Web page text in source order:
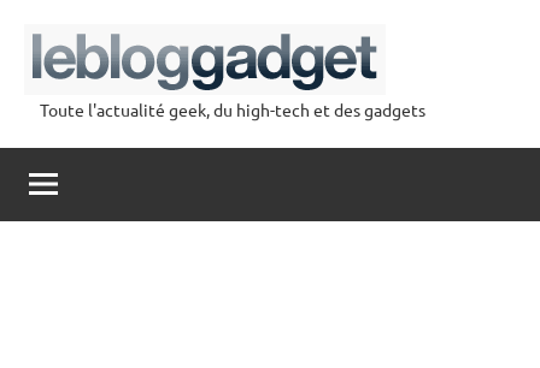
contenu
lebloggadget
Toute l'actualité geek, du high-tech et des gadgets